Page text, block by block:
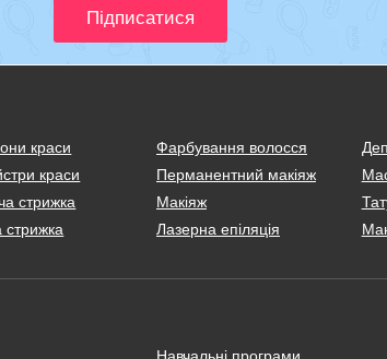
краси
краси
стрижка
стрижка
Фарбування волосся
Перманентний макіяж
Макіяж
Лазерна епіляція
Навчальні програми